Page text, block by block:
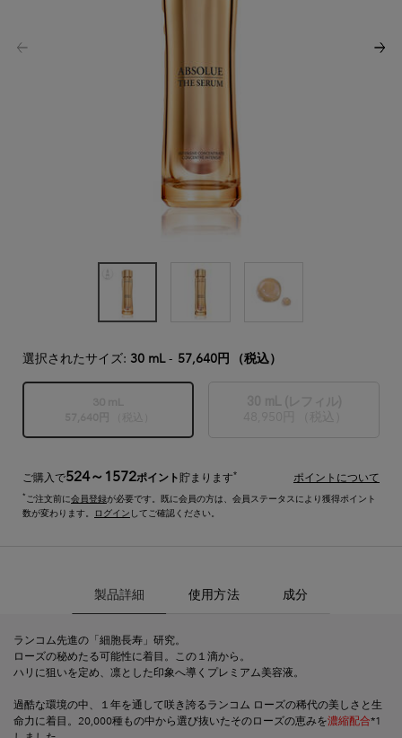
選択されたサイズ: 30 mL- 57,640円 （税込）
ご購入で524～1572ポイント 貯まります* ポイントについて
* ご注文前に会員登録が必要です。既に会員の方は、会員ステータスにより獲得ポイント
数が変わります。
ログイン してご確認ください。
製品詳細 使用方法 成分
ランコム先進の「細胞長寿​」研究。
ローズの秘めたる可能性に着目。この１滴から。
ハリに狙いを定め、凛とした印象へ導くプレミアム美容液。
過酷な環境の中、１年を通して咲き誇るランコム ローズの稀代の美しさと生
命力に着目。20,000種もの中から選び抜いたそのローズの恵みを濃縮配合*1